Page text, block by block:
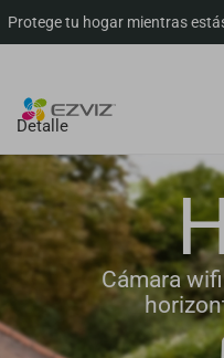
Protege tu hogar mientras
Detalle
Cámara